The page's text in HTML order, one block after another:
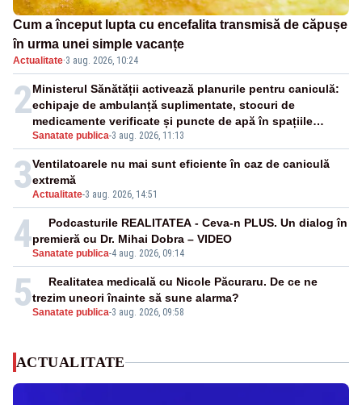
Cum a început lupta cu encefalita transmisă de căpușe
în urma unei simple vacanțe
Actualitate·3 aug. 2026, 10:24
2
Sanatate publica-3 aug. 2026, 11:13
Ministerul Sănătății activează planurile pentru caniculă:
echipaje de ambulanță suplimentate, stocuri de
medicamente verificate și puncte de apă în spațiile
publice
3Actualitate-3 aug. 2026, 14:51
Ventilatoarele nu mai sunt eficiente în caz de caniculă
extremă
4Sanatate publica-4 aug. 2026, 09:14
Podcasturile REALITATEA - Ceva-n PLUS. Un dialog în
premieră cu Dr. Mihai Dobra – VIDEO
5Sanatate publica-3 aug. 2026, 09:58
Realitatea medicală cu Nicole Păcuraru. De ce ne
trezim uneori înainte să sune alarma?
ACTUALITATE